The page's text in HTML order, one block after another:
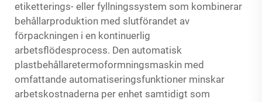
etiketterings- eller fyllningssystem som kombinerar
behållarproduktion med slutförandet av
förpackningen i en kontinuerlig
arbetsflödesprocess. Den automatisk
plastbehållaretermoformningsmaskin med
omfattande automatiseringsfunktioner minskar
arbetskostnaderna per enhet samtidigt som